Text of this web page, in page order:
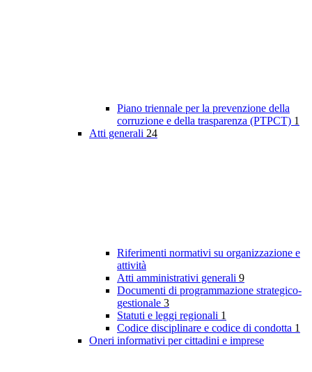
Piano triennale per la prevenzione della
corruzione e della trasparenza (PTPCT) 1
Atti generali 24
Riferimenti normativi su organizzazione e
attività
Atti amministrativi generali 9
Documenti di programmazione strategico-
gestionale 3
Statuti e leggi regionali 1
Codice disciplinare e codice di condotta 1
Oneri informativi per cittadini e imprese